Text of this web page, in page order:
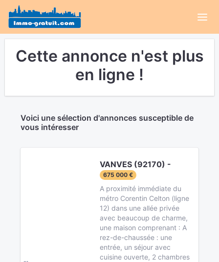
Cette annonce n'est plus
en ligne !
Voici une sélection d'annonces susceptible de
vous intéresser
VANVES (92170) -
675 000 €
A proximité immédiate du
métro Corentin Celton (ligne
12) dans une allée privée
avec beaucoup de charme,
une maison comprenant : A
rez-de-chaussée : une
entrée, un séjour avec
cuisine ouverte, 2 chambres